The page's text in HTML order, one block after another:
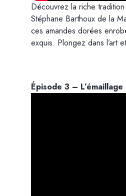
Découvrez la riche
Stéphane Barthoux de la
ces amandes dorées
exquis. Plongez dans l’art
Épisode 3 –